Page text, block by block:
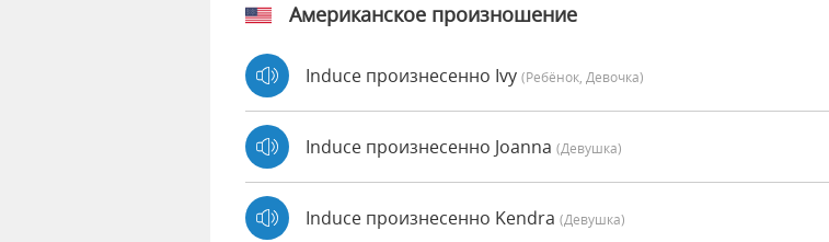
Американское произношение
Induce произнесенно Ivy (Ребёнок, Девочка)
Induce произнесенно Joanna (девушка)
Induce произнесенно Kendra (девушка)